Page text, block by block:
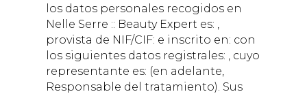
los datos personales recogidos en
Nelle Serre :: Beauty Expert es: ,
provista de NIF/CIF: e inscrito en: con
los siguientes datos registrales: , cuyo
representante es: (en adelante,
Responsable del tratamiento). Sus